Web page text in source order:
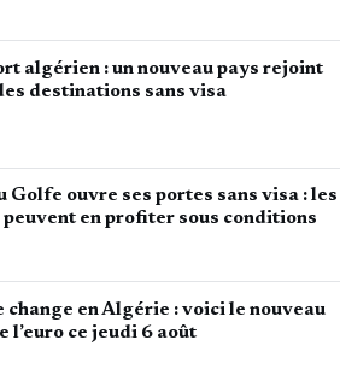
algérien : un nouveau pays rejoint
destinations sans visa
Golfe ouvre ses portes sans visa : les
en profiter sous conditions
change en Algérie : voici le nouveau
l’euro ce jeudi 6 août